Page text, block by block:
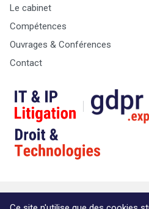
Le cabinet
Compétences
Ouvrages & Conférences
Contact
© Copyright Max & Zoé SPRL -